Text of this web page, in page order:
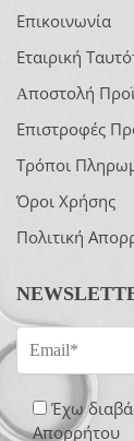
Επικοινωνία
Εταιρική
Aποστολή
Επιστροφές
Τρόποι
Όροι Χρήσης
Πολιτική
Έχω
Απορρήτου